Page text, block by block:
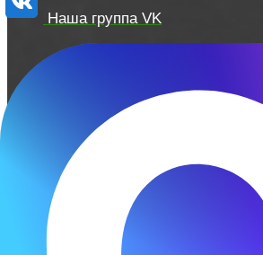
Наша группа VK